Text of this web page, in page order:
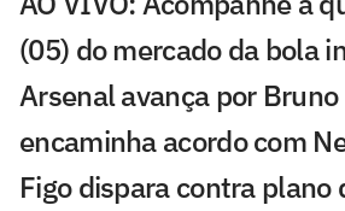
(05) do mercado da bola
Arsenal avança por
encaminha acordo com
Figo dispara contra